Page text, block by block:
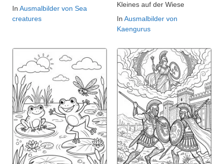
In Ausmalbilder von Sea
creatures
Kleines auf der Wiese
In Ausmalbilder von
Kaengurus